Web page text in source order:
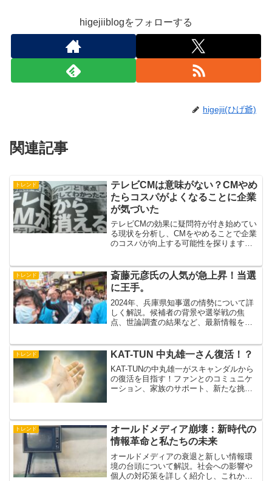
higejiiblogをフォローする
higejii(ひげ爺)
関連記事
トレンド
テレビCMは意味がない？CMやめ
たらコスパがよくなることに企業
が気づいた
テレビCMの効果に疑問符が付き始めてい
る現状を分析し、CMをやめることで企業
のコスパが向上する可能性を探ります。
て考察します。
トレンド
斎藤元彦氏の人気が急上昇！当選
に王手。
2024年、兵庫県知事選の情勢について詳
しく解説。候補者の背景や選挙戦の焦
点、世論調査の結果など、最新情報をお
トレンド KAT-TUN 中丸雄一さん復活！？
KAT-TUNの中丸雄一がスキャンダルから
の復活を目指す！ファンとのコミュニケ
ーション、家族のサポート、新たな挑
トレンド
オールドメディア崩壊：新時代の
情報革命と私たちの未来
オールドメディアの衰退と新しい情報環
境の台頭について解説。社会への影響や
個人の対応策を詳しく紹介し、これから